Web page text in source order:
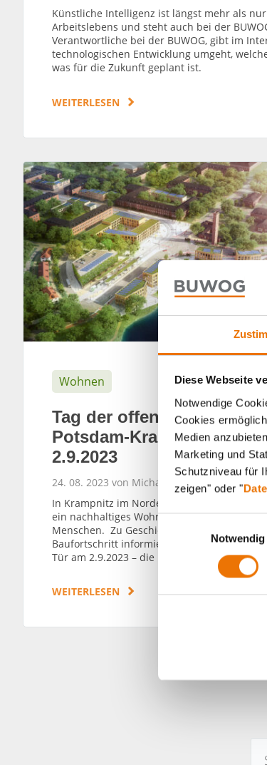
Diese Webseite
Notwendige
Cookies
Medien
Marketing und
Schutzniveau für
zeigen" oder "
l
u
Notwendig
Künstliche Intelligenz ist längst mehr als
Arbeitslebens und steht auch bei der
Verantwortliche bei der BUWOG, gibt im
technologischen Entwicklung umgeht,
was für die Zukunft geplant ist.
WEITERLESEN
Wohnen
Tag der offenen Tür in
Potsdam-Krampnitz am
2.9.2023
24. 08. 2023 von Michael Divé
In Krampnitz im Norden von Potsdam
ein nachhaltiges Wohnquartier für rund
Menschen. Zu Geschichte, Planung und
Baufortschritt informiert ein Tag der offenen
Tür am 2.9.2023 – die BUWOG ist mit dabei.
WEITERLESEN